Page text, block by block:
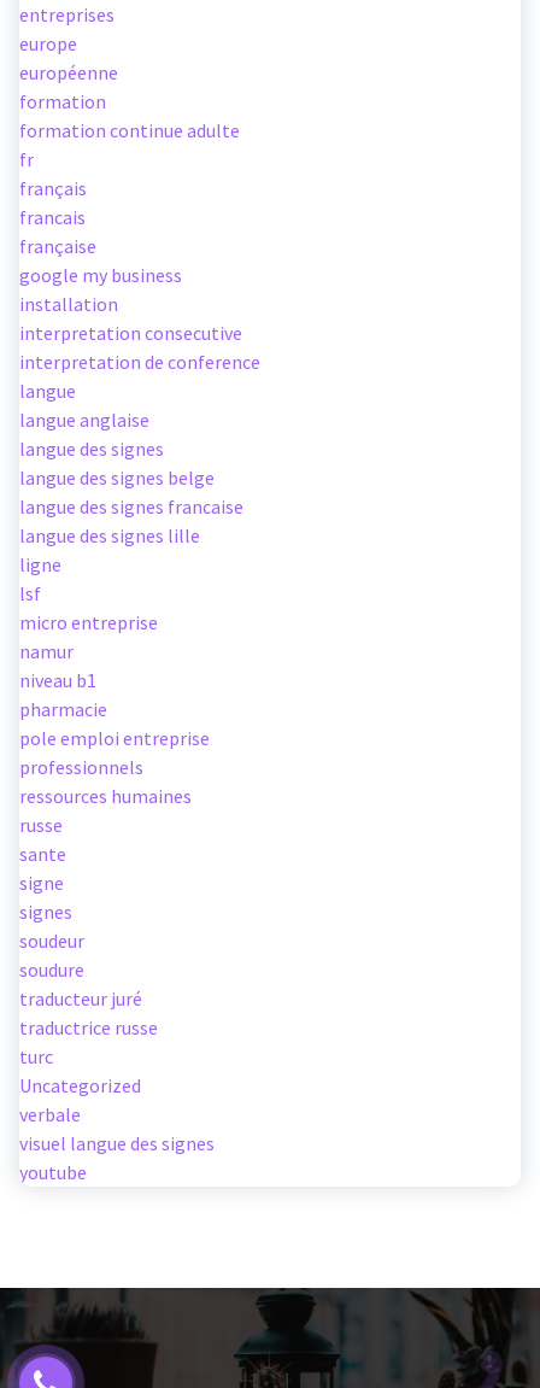
entreprises
europe
européenne
formation
formation continue adulte
fr
français
francais
française
google my business
installation
interpretation consecutive
interpretation de conference
langue
langue anglaise
langue des signes
langue des signes belge
langue des signes francaise
langue des signes lille
ligne
lsf
micro entreprise
namur
niveau b1
pharmacie
pole emploi entreprise
professionnels
ressources humaines
russe
sante
signe
signes
soudeur
soudure
traducteur juré
traductrice russe
turc
Uncategorized
verbale
visuel langue des signes
youtube